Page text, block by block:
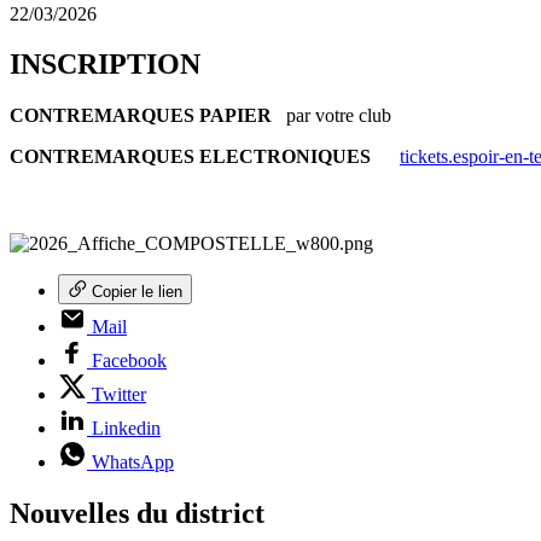
22/03/2026
INSCRIPTION
CONTREMARQUES PAPIER par votre club
CONTREMARQUES ELECTRONIQUES
tickets.espoir-en-
Copier le lien
Mail
Facebook
Twitter
Linkedin
WhatsApp
Nouvelles du district